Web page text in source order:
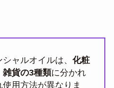
ャルオイルは、 化粧
雑貨の3種類に分かれ
用方法が異なりま